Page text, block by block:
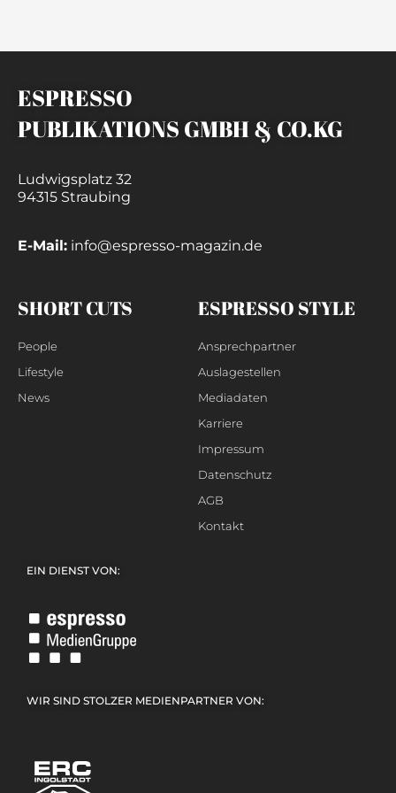
ESPRESSO
PUBLIKATIONS GMBH & CO.KG
Ludwigsplatz 32
94315 Straubing
E-Mail: info@espresso-magazin.de
SHORT CUTS
People
Lifestyle
News
ESPRESSO STYLE
Ansprechpartner
Auslagestellen
Mediadaten
Karriere
Impressum
Datenschutz
AGB
Kontakt
EIN DIENST VON:
WIR SIND STOLZER MEDIENPARTNER VON: